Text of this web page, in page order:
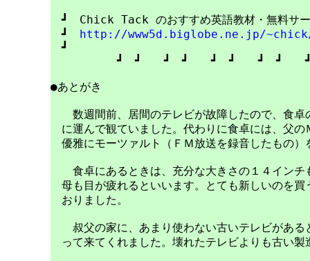
┛　Chick Tack のおすすめ英語教材・無料サー
┛ http://www5d.biglobe.ne.jp/~chick/
┛　　　　　　　　　　　　　　　　　　　　　
┛　┛　　┛　┛　　┛　┛　　┛　┛　　┛
●あとがき
数週間前、居間のテレビが故障したので、食卓
に運んで観ていました。代わりに食卓には、父の
優雅にモーツァルト（ＦＭ放送を録音したもの）
食卓にあるときは、充分な大きさの１４インチ
母も目が疲れるといいます。とても新しいのを買
おりました。
叔父の家に、あまり使わない古いテレビがある
って来てくれました。壊れたテレビよりも古い製